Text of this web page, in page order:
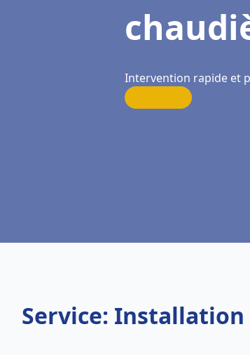
Intervention rapide et
Service: